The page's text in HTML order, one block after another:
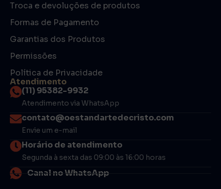
Troca e devoluções de produtos
Formas de Pagamento
Garantias dos Produtos
Permissões
Política de Privacidade
Atendimento
(11) 95382-9932
Atendimento via WhatsApp
contato@oestandartedecristo.com
Envie um e-mail
Horário de atendimento
Segunda à sexta das 09:00 às 16:00 horas
Canal no WhatsApp